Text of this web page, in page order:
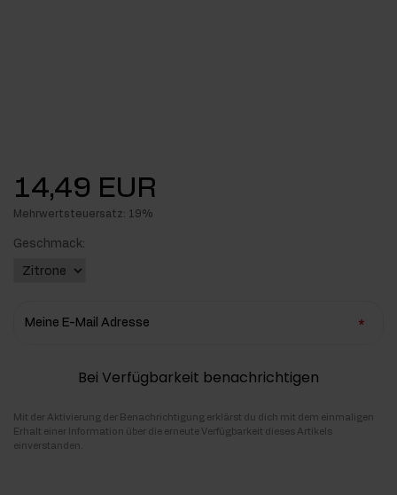
14,49 EUR
Mehrwertsteuersatz: 19%
Geschmack:
Meine E-Mail Adresse
Bei Verfügbarkeit benachrichtigen
Mit der Aktivierung der Benachrichtigung erklärst du dich mit dem einmaligen
Erhalt einer Information über die erneute Verfügbarkeit dieses Artikels
einverstanden.